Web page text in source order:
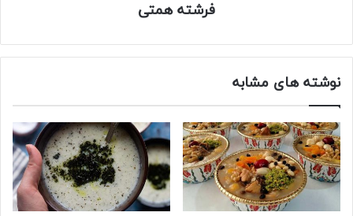
فرشته همتی
نوشته های مشابه